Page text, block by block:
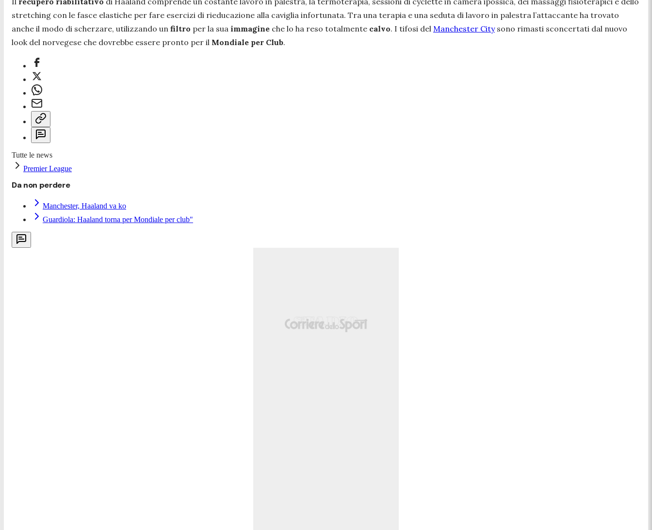
stretching con le fasce elastiche per fare esercizi di rieducazione alla caviglia infortunata. Tra una terapia e una seduta di lavoro in palestra l’attaccante ha trovato
anche il modo di scherzare, utilizzando un filtro per la sua immagine che lo ha reso totalmente calvo. I tifosi del Manchester Citysono rimasti sconcertati dal nuovo
look del norvegese che dovrebbe essere pronto per il Mondiale per Club.
Tutte le news
Premier League
Da non perdere
Manchester, Haaland va ko
Guardiola: Haaland torna per Mondiale per club"